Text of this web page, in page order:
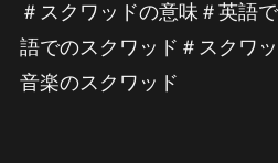
＃スクワッドの意味＃英語
語でのスクワッド＃スクワ
音楽のスクワッド